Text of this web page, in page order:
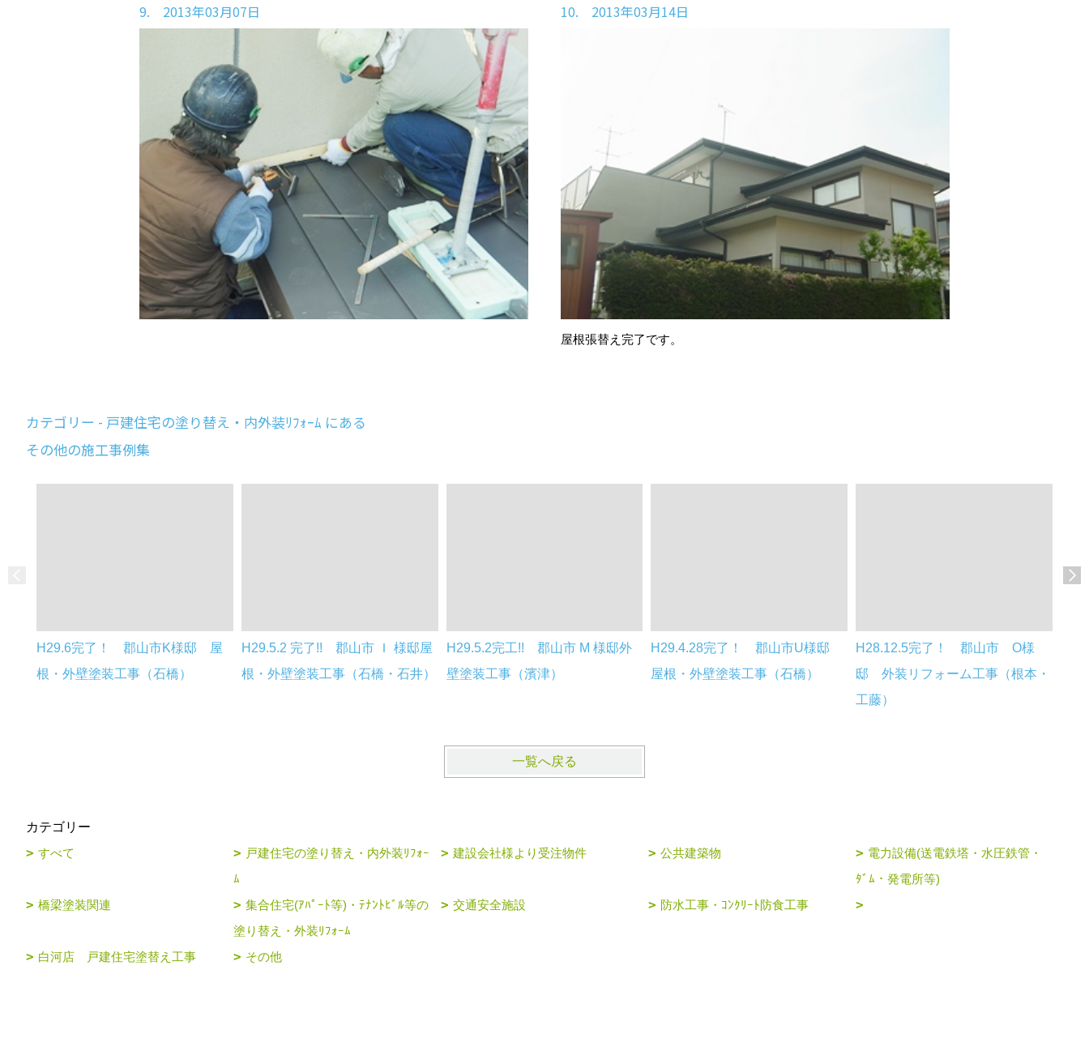
9. 2013年03月07日 10. 2013年03月14日
屋根張替え完了です。
カテゴリー - 戸建住宅の塗り替え・内外装ﾘﾌｫｰﾑ にある
その他の施工事例集
H29.6完了！ 郡山市K様邸 屋
根・外壁塗装工事（石橋）
H29.5.2 完了!! 郡山市 Ｉ 様邸屋
根・外壁塗装工事（石橋・石井）
H29.5.2完工!! 郡山市 M 様邸外
壁塗装工事（濱津）
H29.4.28完了！ 郡山市U様邸
屋根・外壁塗装工事（石橋）
H28.12.5完了！ 郡山市 O様
邸 外装リフォーム工事（根本・
工藤）
一覧へ戻る
カテゴリー
すべて
戸建住宅の塗り替え・内外装ﾘﾌｫｰ
ﾑ
建設会社様より受注物件 公共建築物
電力設備(送電鉄塔・水圧鉄管・
ﾀﾞﾑ・発電所等)
橋梁塗装関連
集合住宅(ｱﾊﾟｰﾄ等)・ﾃﾅﾝﾄﾋﾞﾙ等の
塗り替え・外装ﾘﾌｫｰﾑ
交通安全施設 防水工事・ｺﾝｸﾘｰﾄ防食工事
白河店 戸建住宅塗替え工事 その他